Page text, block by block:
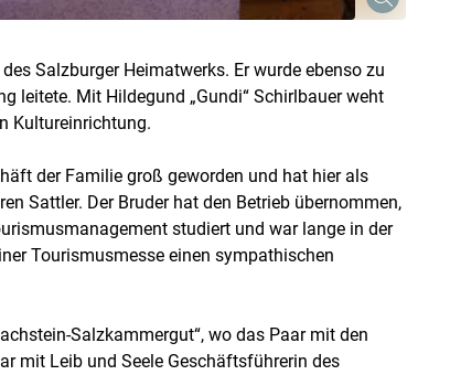
Salzburger Heimatwerks. Er wurde ebenso zu
leitete. Mit Hildegund „Gundi“ Schirlbauer weht
Kultureinrichtung.
der Familie groß geworden und hat hier als
Sattler. Der Bruder hat den Betrieb übernommen,
studiert und war lange in der
Tourismusmesse einen sympathischen
Salzkammergut“, wo das Paar mit den
mit Leib und Seele Geschäftsführerin des